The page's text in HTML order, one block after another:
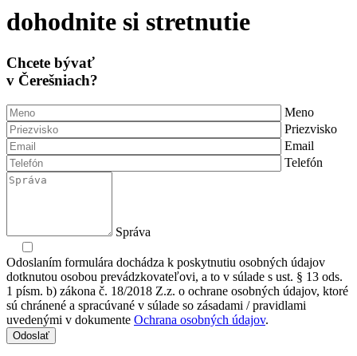
dohodnite si stretnutie
Chcete bývať
v Čerešniach?
Meno
Priezvisko
Email
Telefón
Správa
Odoslaním formulára dochádza k poskytnutiu osobných údajov
dotknutou osobou prevádzkovateľovi, a to v súlade s ust. § 13 ods.
1 písm. b) zákona č. 18/2018 Z.z. o ochrane osobných údajov, ktoré
sú chránené a spracúvané v súlade so zásadami / pravidlami
uvedenými v dokumente Ochrana osobných údajov.
Odoslať